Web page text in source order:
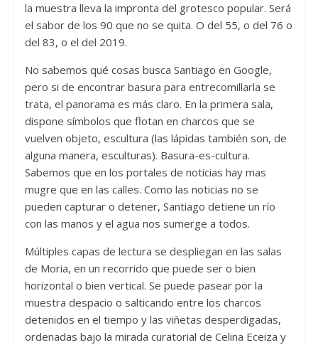
la muestra lleva la impronta del grotesco popular. Será
el sabor de los 90 que no se quita. O del 55, o del 76 o
del 83, o el del 2019.
No sabemos qué cosas busca Santiago en Google,
pero si de encontrar basura para entrecomillarla se
trata, el panorama es más claro. En la primera sala,
dispone símbolos que flotan en charcos que se
vuelven objeto, escultura (las lápidas también son, de
alguna manera, esculturas). Basura-es-cultura.
Sabemos que en los portales de noticias hay mas
mugre que en las calles. Como las noticias no se
pueden capturar o detener, Santiago detiene un río
con las manos y el agua nos sumerge a todos.
Múltiples capas de lectura se despliegan en las salas
de Moria, en un recorrido que puede ser o bien
horizontal o bien vertical. Se puede pasear por la
muestra despacio o salticando entre los charcos
detenidos en el tiempo y las viñetas desperdigadas,
ordenadas bajo la mirada curatorial de Celina Eceiza y